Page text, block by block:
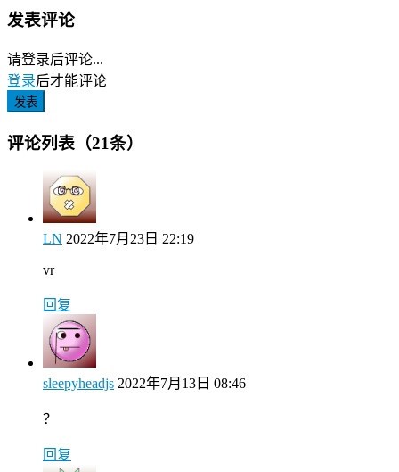
发表评论
请登录后评论...
登录后才能评论
发表
评论列表（21条）
LN 2022年7月23日 22:19
vr
回复
sleepyheadjs 2022年7月13日 08:46
？
回复